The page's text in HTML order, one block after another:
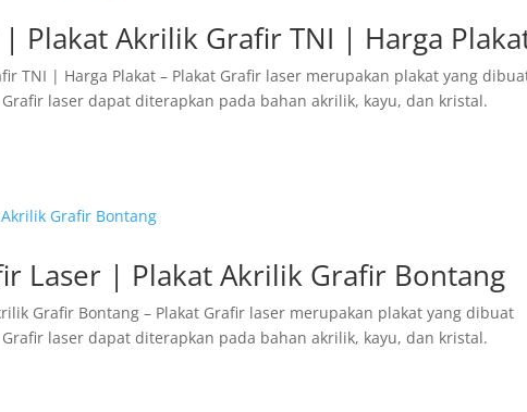
| Plakat Akrilik Grafir TNI | Harga
TNI | Harga Plakat – Plakat Grafir laser merupakan plakat yang
laser dapat diterapkan pada bahan akrilik, kayu, dan kristal.
Laser | Plakat Akrilik Grafir Bontang
Grafir Bontang – Plakat Grafir laser merupakan plakat yang dibuat
laser dapat diterapkan pada bahan akrilik, kayu, dan kristal.